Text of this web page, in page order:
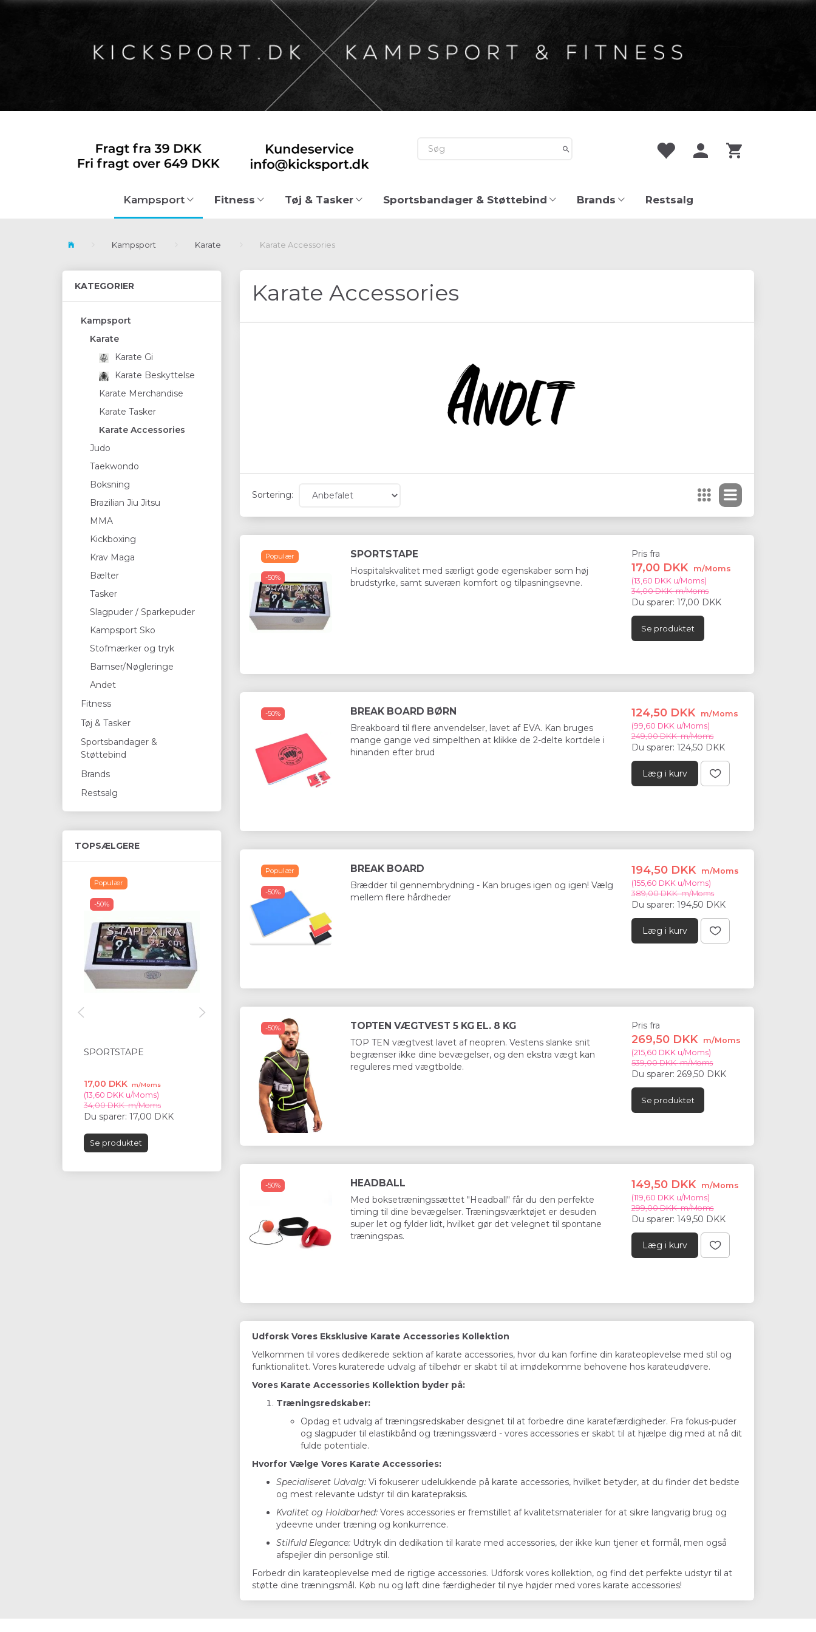
Kampsport Fitness Tøj & Tasker Sportsbandager & Støttebind Brands Restsalg
Kampsport Karate Karate Accessories
KATEGORIER
Kampsport
Karate
Karate Gi
Karate Beskyttelse
Karate Merchandise
Karate Tasker
Karate Accessories
Judo
Taekwondo
Boksning
Brazilian Jiu Jitsu
MMA
Kickboxing
Krav Maga
Bælter
Tasker
Slagpuder / Sparkepuder
Kampsport Sko
Stofmærker og tryk
Bamser/Nøgleringe
Andet
Fitness
Tøj & Tasker
Sportsbandager &
Støttebind
Brands
Restsalg
TOPSÆLGERE
Populær
-50%
SPORTSTAPE
17,00 DKK m/Moms
(13,60 DKK u/Moms)
34,00 DKKm/Moms
Du sparer: 17,00 DKK
Se produktet
BREAK BOARD BØRN
124,50 DKKm/Moms
99,60 DKKu/Moms)
249,00 DKKm/Moms
Du sparer:124,50 DKK
Læg i kurv
Populær
BREAK BOARD
-50%
TOPTEN VÆGTVEST 5 KG
-50%
HEADBALL
u/Moms
299,00 DKKm/Moms
Du sparer:149,50 DKK
Karate Accessories
Sortering:
Populær
-50%
SPORTSTAPE
Hospitalskvalitet med særligt gode egenskaber som høj
brudstyrke, samt suveræn komfort og tilpasningsevne.
Pris fra
17,00 DKK m/Moms
(13,60 DKK u/Moms)
34,00 DKKm/Moms
Du sparer:17,00 DKK
Se produktet
-50% BREAK BOARD BØRN
Breakboard til flere anvendelser, lavet af EVA. Kan bruges
mange gange ved simpelthen at klikke de 2-delte kortdele i
hinanden efter brud
124,50 DKK m/Moms
(99,60 DKK u/Moms)
249,00 DKKm/Moms
Du sparer:124,50 DKK
Læg i kurv
Populær
-50%
BREAK BOARD
Brædder til gennembrydning - Kan bruges igen og igen! Vælg
mellem flere hårdheder
194,50 DKK m/Moms
(155,60 DKK u/Moms)
389,00 DKKm/Moms
Du sparer:194,50 DKK
Læg i kurv
-50% TOPTEN VÆGTVEST 5 KG EL. 8 KG
TOP TEN vægtvest lavet af neopren. Vestens slanke snit
begrænser ikke dine bevægelser, og den ekstra vægt kan
reguleres med vægtbolde.
Pris fra
269,50 DKK m/Moms
(215,60 DKK u/Moms)
539,00 DKKm/Moms
Du sparer:269,50 DKK
Se produktet
-50% HEADBALL
Med boksetræningssættet "Headball" får du den perfekte
timing til dine bevægelser. Træningsværktøjet er desuden
super let og fylder lidt, hvilket gør det velegnet til spontane
træningspas.
149,50 DKK m/Moms
(119,60 DKK u/Moms)
299,00 DKKm/Moms
Du sparer:149,50 DKK
Læg i kurv
Udforsk Vores Eksklusive Karate Accessories Kollektion
Velkommen til vores dedikerede sektion af karate accessories, hvor du kan forfine din karateoplevelse med stil og
funktionalitet. Vores kuraterede udvalg af tilbehør er skabt til at imødekomme behovene hos karateudøvere.
Vores Karate Accessories Kollektion byder på:
Træningsredskaber:
Opdag et udvalg af træningsredskaber designet til at forbedre dine karatefærdigheder. Fra fokus-puder
og slagpuder til elastikbånd og træningssværd - vores accessories er skabt til at hjælpe dig med at nå dit
fulde potentiale.
Hvorfor Vælge Vores Karate Accessories:
Specialiseret Udvalg:Vi fokuserer udelukkende på karate accessories, hvilket betyder, at du finder det bedste
og mest relevante udstyr til din karatepraksis.
Kvalitet og Holdbarhed:Vores accessories er fremstillet af kvalitetsmaterialer for at sikre langvarig brug og
ydeevne under træning og konkurrence.
Stilfuld Elegance:Udtryk din dedikation til karate med accessories, der ikke kun tjener et formål, men også
afspejler din personlige stil.
Forbedr din karateoplevelse med de rigtige accessories. Udforsk vores kollektion, og find det perfekte udstyr til at
støtte dine træningsmål. Køb nu og løft dine færdigheder til nye højder med vores karate accessories!